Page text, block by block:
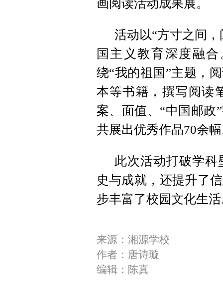
画阅读活动成果展。
活动以“方寸之间
国主义教育深度融
绕“我的祖国”主题，
本等书籍，撰写阅读
案、面值、“中国邮政
共展出优秀作品70余
此次活动打破学
史与成就，还提升了
步丰富了校园文化生
来源：湘源学校
作者：唐诗璇
编辑：陈真